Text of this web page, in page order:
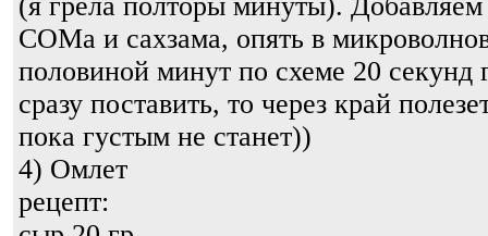
СОМа и сахзама, опять в
половиной минут по схеме 20
сразу поставить, то через край
пока густым не станет))
4) Омлет
рецепт: